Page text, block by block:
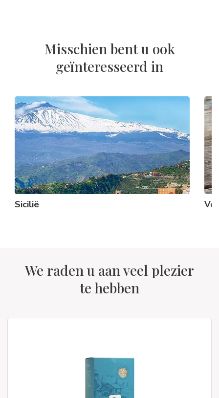
Misschien bent u ook
geïnteresseerd in
Sicilië
We raden u aan veel plezier
te hebben